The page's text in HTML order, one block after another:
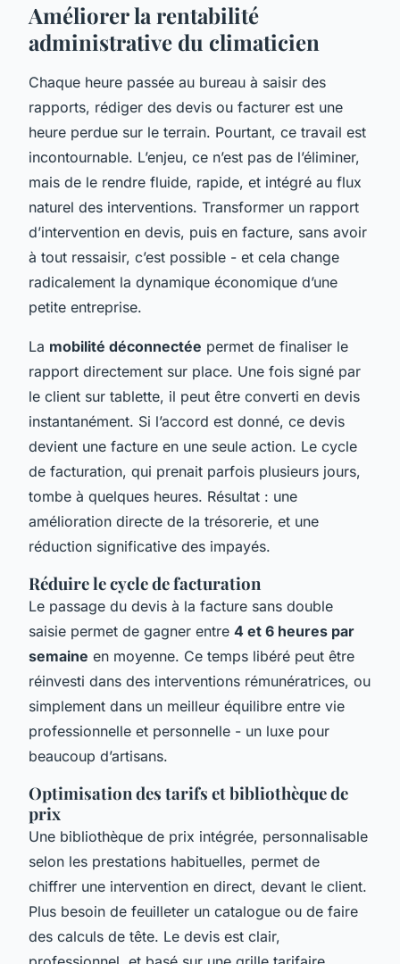
Améliorer la rentabilité
administrative du climaticien
Chaque heure passée au bureau à saisir des
rapports, rédiger des devis ou facturer est une
heure perdue sur le terrain. Pourtant, ce travail est
incontournable. L’enjeu, ce n’est pas de l’éliminer,
mais de le rendre fluide, rapide, et intégré au flux
naturel des interventions. Transformer un rapport
d’intervention en devis, puis en facture, sans avoir
à tout ressaisir, c’est possible - et cela change
radicalement la dynamique économique d’une
petite entreprise.
La mobilité déconnectée permet de finaliser le
rapport directement sur place. Une fois signé par
le client sur tablette, il peut être converti en devis
instantanément. Si l’accord est donné, ce devis
devient une facture en une seule action. Le cycle
de facturation, qui prenait parfois plusieurs jours,
tombe à quelques heures. Résultat : une
amélioration directe de la trésorerie, et une
réduction significative des impayés.
Réduire le cycle de facturation
Le passage du devis à la facture sans double
saisie permet de gagner entre 4 et 6 heures par
semaine en moyenne. Ce temps libéré peut être
réinvesti dans des interventions rémunératrices, ou
simplement dans un meilleur équilibre entre vie
professionnelle et personnelle - un luxe pour
beaucoup d’artisans.
Optimisation des tarifs et bibliothèque de
prix
Une bibliothèque de prix intégrée, personnalisable
selon les prestations habituelles, permet de
chiffrer une intervention en direct, devant le client.
Plus besoin de feuilleter un catalogue ou de faire
des calculs de tête. Le devis est clair,